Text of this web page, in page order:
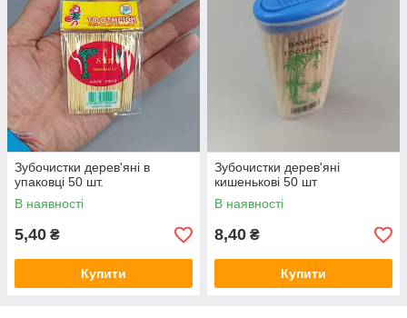
Зубочистки дерев'яні в
упаковці 50 шт.
В наявності
5,40 ₴
Купити
Зубочистки дерев'яні
кишенькові 50 шт
В наявності
8,40 ₴
Купити